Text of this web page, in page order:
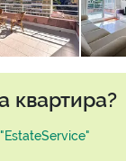
квартира?